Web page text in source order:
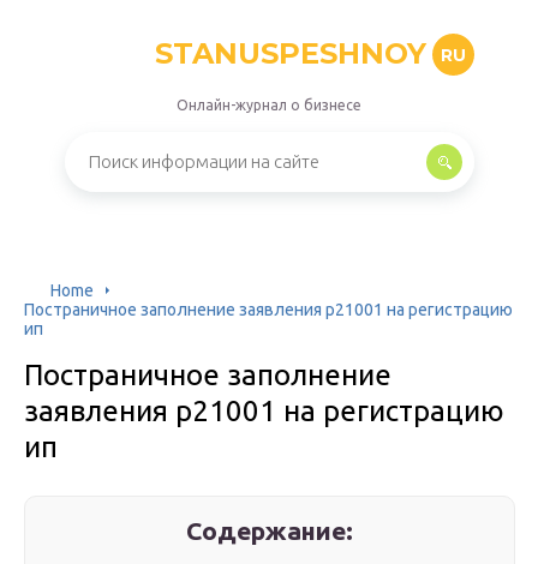
STANUSPESHNOY RU
Онлайн-журнал о бизнесе
Home
Постраничное заполнение заявления р21001 на регистрацию
ип
Постраничное заполнение
заявления р21001 на регистрацию
ип
Содержание: